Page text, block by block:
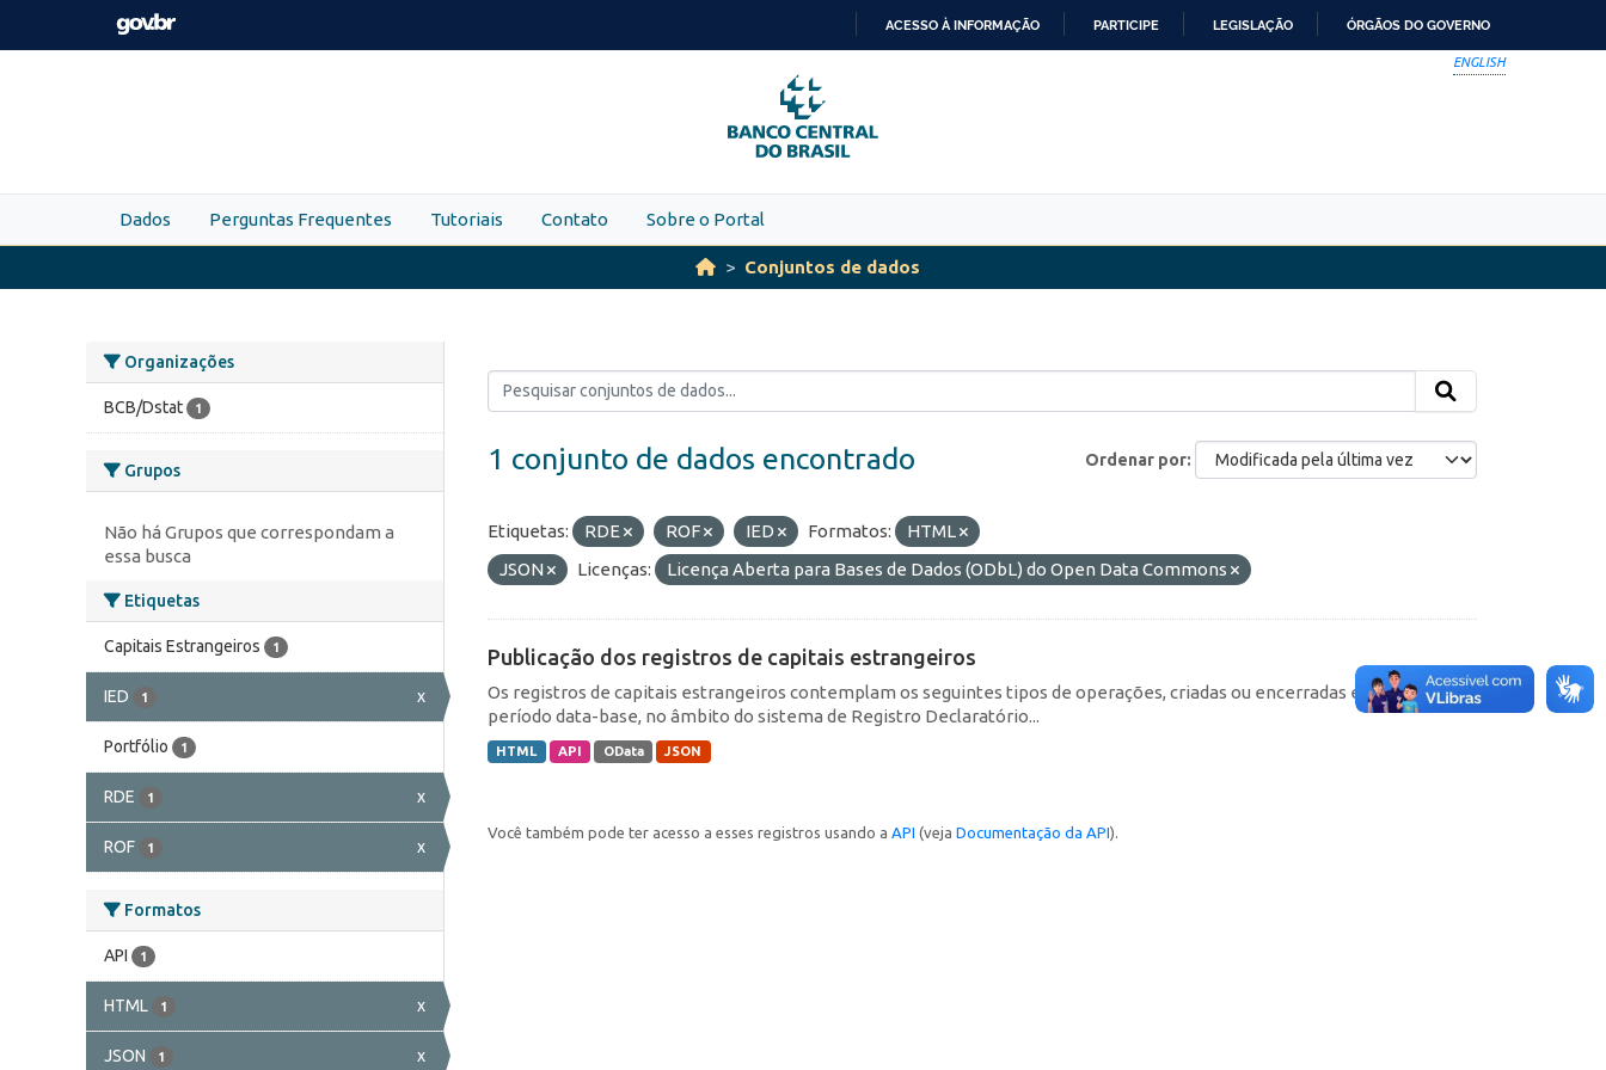
Skip to main content
PARA
O
CONTEÚDO
ACESSO À INFORMAÇÃO PARTICIPE LEGISLAÇÃO ÓRGÃOS DO GOVERNO
ENGLISH
Dados Perguntas Frequentes Tutoriais Contato Sobre o Portal
Conjuntos de dados
Organizações
BCB/Dstat 1
Grupos
Não há Grupos que correspondam a
essa busca
Etiquetas
Capitais Estrangeiros 1
IED 1 x
Portfólio 1
RDE 1 x
ROF 1 x
Formatos
API 1
HTML 1 x
JSON 1 x
Ordenar por
1 conjunto de dados encontrado
Etiquetas: RDE ROF IED Formatos:
HTML
JSON
Licenças: Licença Aberta para Bases de Dados (ODbL) do Open Data Commons
Publicação dos registros de capitais estrangeiros
Os registros de capitais estrangeiros contemplam os seguintes tipos de operações, criadas ou encerradas em cada
período data-base, no âmbito do sistema de Registro Declaratório...
HTML API OData JSON
Você também pode ter acesso a esses registros usando a API (veja Documentação da API).